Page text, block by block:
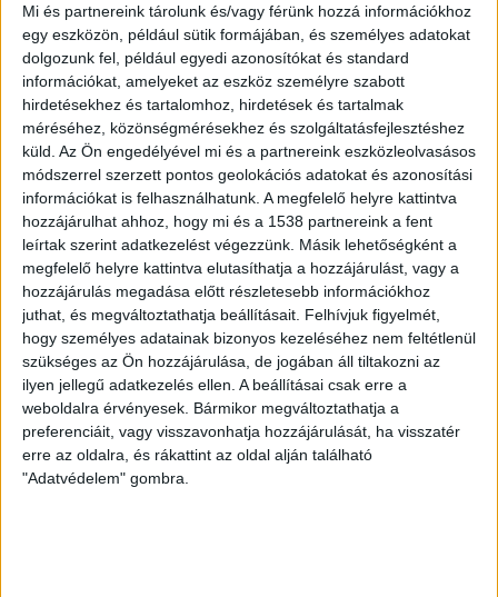
Mi és partnereink tárolunk és/vagy férünk hozzá információkhoz
egy eszközön, például sütik formájában, és személyes adatokat
dolgozunk fel, például egyedi azonosítókat és standard
információkat, amelyeket az eszköz személyre szabott
hirdetésekhez és tartalomhoz, hirdetések és tartalmak
méréséhez, közönségmérésekhez és szolgáltatásfejlesztéshez
küld. Az Ön engedélyével mi és a partnereink eszközleolvasásos
módszerrel szerzett pontos geolokációs adatokat és azonosítási
információkat is felhasználhatunk. A megfelelő helyre kattintva
hozzájárulhat ahhoz, hogy mi és a 1538 partnereink a fent
leírtak szerint adatkezelést végezzünk. Másik lehetőségként a
megfelelő helyre kattintva elutasíthatja a hozzájárulást, vagy a
hozzájárulás megadása előtt részletesebb információkhoz
juthat, és megváltoztathatja beállításait. Felhívjuk figyelmét,
hogy személyes adatainak bizonyos kezeléséhez nem feltétlenül
szükséges az Ön hozzájárulása, de jogában áll tiltakozni az
ilyen jellegű adatkezelés ellen. A beállításai csak erre a
weboldalra érvényesek. Bármikor megváltoztathatja a
preferenciáit, vagy visszavonhatja hozzájárulását, ha visszatér
erre az oldalra, és rákattint az oldal alján található
"Adatvédelem" gombra.
Két év sem kellett: máris nyugdíjba küldi utolsó
amerikai villanyautóját a Honda
Kilencmillió alatt indul a legolcsóbb elektromos
Volkswagen